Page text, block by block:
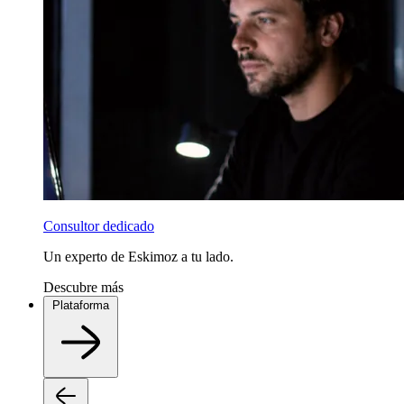
Consultor dedicado
Un experto de Eskimoz a tu lado.
Descubre más
Plataforma